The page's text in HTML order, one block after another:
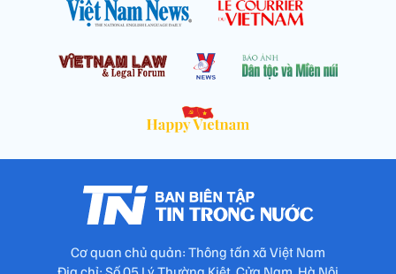
Cơ quan chủ quản: Thông tấn xã Việt Nam